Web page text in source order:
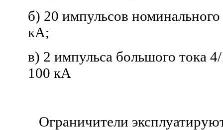
б) 20 импульсов
кА;
в) 2 импульса большого тока
100 кА
Ограничители